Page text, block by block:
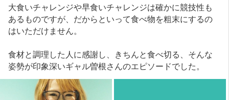
大食いチャレンジや早食いチャレンジは確かに競技性も
あるものですが、だからといって食べ物を粗末にするの
はいただけません。
食材と調理した人に感謝し、きちんと食べ切る、そんな
姿勢が印象深いギャル曽根さんのエピソードでした。